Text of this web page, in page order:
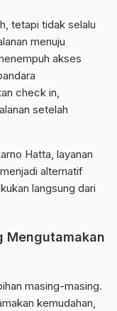
tetapi tidak selalu
menuju
akses
check in,
setelah
Hatta, layanan
alternatif
langsung dari
Mengutamakan
masing-masing.
kemudahan,